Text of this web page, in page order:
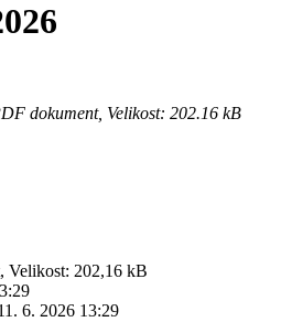
dokument, Velikost: 202.16 kB
Velikost: 202,16 kB
6. 2026 13:29